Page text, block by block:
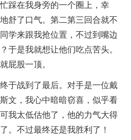
踩在我身旁的一个圈上，幸
舒了口气。第二第三回合就不
学来跟我抢位置，不过到嘴边
于是我就想让他们吃点苦头。
屁股一顶。
战到了最后。对手是一位戴
文，我心中暗暗窃喜，似乎看
我太低估他了，他的力气大得
。不过最终还是我胜利了！